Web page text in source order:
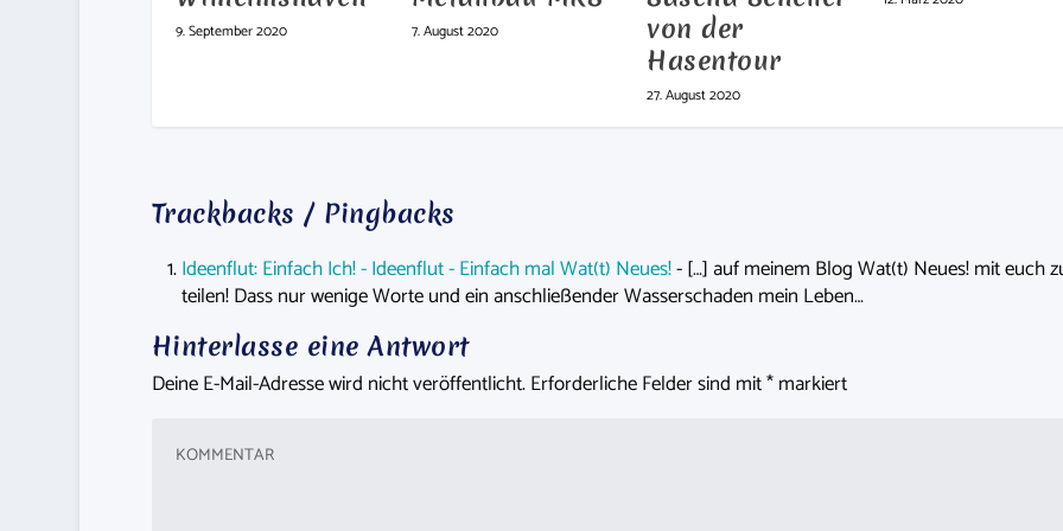
9. September 2020 7. August 2020
von der
Hasentour
27. August 2020
Trackbacks / Pingbacks
Ideenflut: Einfach Ich! - Ideenflut - Einfach mal Wat(t) Neues!- […] auf meinem Blog Wat(t) Neues! mit euch
teilen! Dass nur wenige Worte und ein anschließender Wasserschaden mein Leben…
Hinterlasse eine Antwort
Deine E-Mail-Adresse wird nicht veröffentlicht.Erforderliche Felder sind mit*markiert